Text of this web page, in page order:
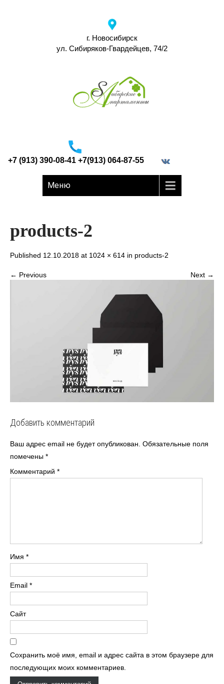
г. Новосибирск
ул. Сибиряков-Гвардейцев, 74/2
+7 (913) 390-08-41 +7(913) 064-87-55
Меню
products-2
Published 12.10.2018 at 1024 × 614 in products-2
← Previous Next →
Добавить комментарий
Ваш адрес email не будет опубликован. Обязательные поля
помечены *
Комментарий *
Имя *
Email *
Сайт
Сохранить моё имя, email и адрес сайта в этом браузере для
последующих моих комментариев.